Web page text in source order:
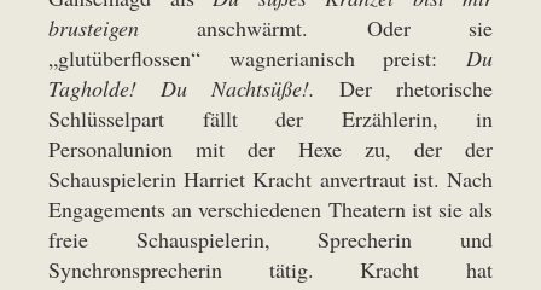
brusteigen anschwärmt. Oder sie
„glutüberflossen“ wagnerianisch preist: Du
Tagholde! Du Nachtsüße!. Der rhetorische
Schlüsselpart fällt der Erzählerin, in
Personalunion mit der Hexe zu, der der
Schauspielerin Harriet Kracht anvertraut ist. Nach
Engagements an verschiedenen Theatern ist sie als
freie Schauspielerin, Sprecherin und
Synchronsprecherin tätig. Kracht hat